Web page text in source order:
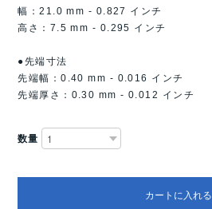
幅：21.0 mm - 0.827 インチ
高さ：7.5 mm - 0.295 インチ
●先端寸法
先端幅：0.40 mm - 0.016 インチ
先端厚さ：0.30 mm - 0.012 インチ
数量
カートに入れる